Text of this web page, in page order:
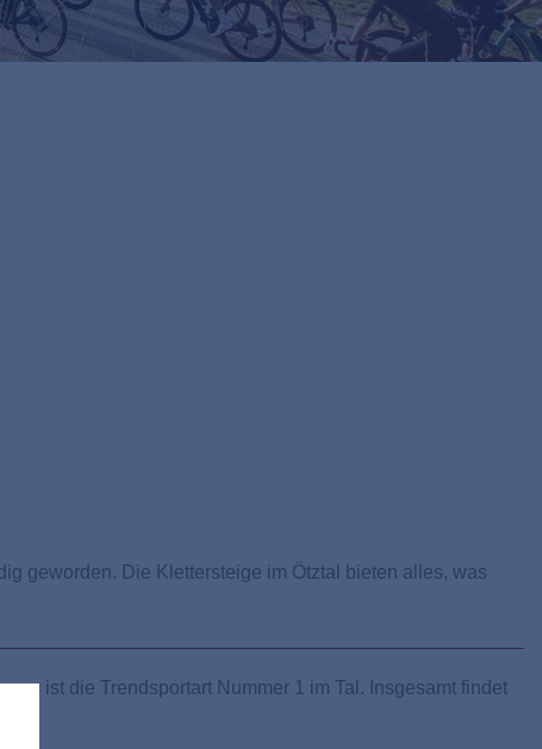
geworden. Die Klettersteige im Ötztal bieten alles, was
es ist die Trendsportart Nummer 1 im Tal. Insgesamt findet